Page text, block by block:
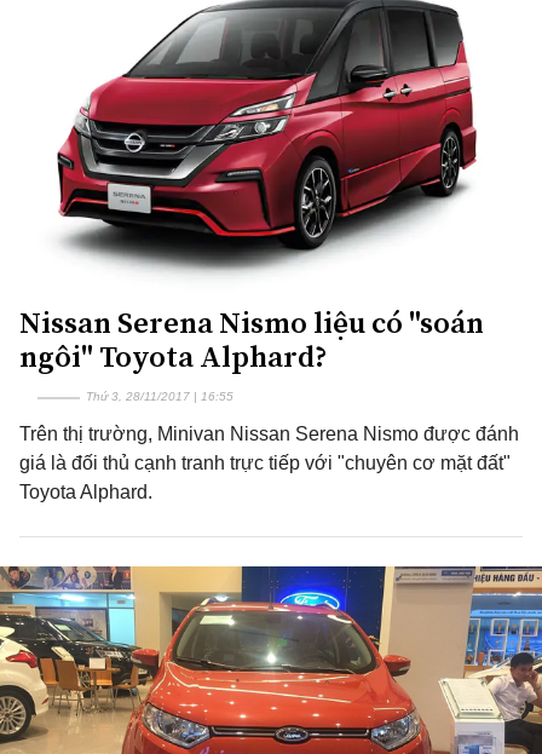
Nissan Serena Nismo liệu có "soán
ngôi" Toyota Alphard?
Thứ 3, 28/11/2017 | 16:55
Trên thị trường, Minivan Nissan Serena Nismo được đánh
giá là đối thủ cạnh tranh trực tiếp với "chuyên cơ mặt đất"
Toyota Alphard.